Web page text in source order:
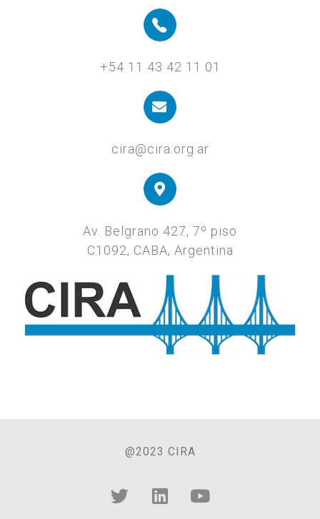
+54 11 43 42 11 01
cira@cira.org.ar
Av. Belgrano 427, 7º piso
C1092, CABA, Argentina
@2023 CIRA